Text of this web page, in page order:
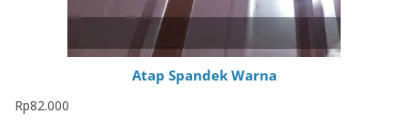
Atap Spandek Warna
Rp82.000